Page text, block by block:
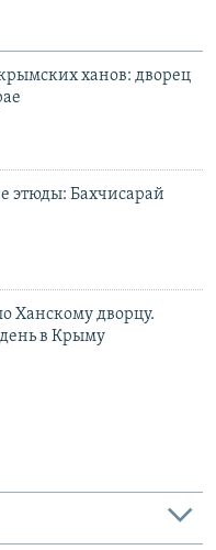
ханов: дворец
этюды: Бахчисарай
Ханскому дворцу.
в Крыму